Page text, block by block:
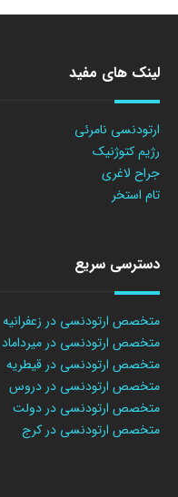
لینک های مفید
ارتودنسی نامرئی
رژیم کتوژنیک
جراح لاغری
تام استخر
دسترسی سریع
متخصص ارتودنسی در زعفرانیه
متخصص ارتودنسی در میرداماد
متخصص ارتودنسی در قیطریه
متخصص ارتودنسی در دروس
متخصص ارتودنسی در دولت
متخصص ارتودنسی در کرج